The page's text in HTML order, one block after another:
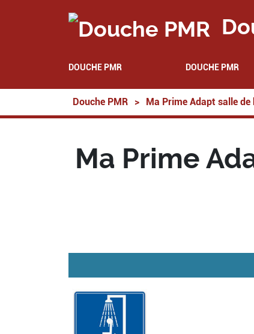
DOUCHE PMR DOUCHE PMR
Douche PMR > Ma Prime Adapt salle de
Ma Prime